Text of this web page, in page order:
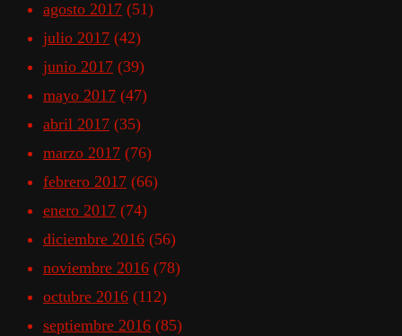
agosto 2017 (51)
julio 2017 (42)
junio 2017 (39)
mayo 2017 (47)
abril 2017 (35)
marzo 2017 (76)
febrero 2017 (66)
enero 2017 (74)
diciembre 2016 (56)
noviembre 2016 (78)
octubre 2016 (112)
septiembre 2016 (85)